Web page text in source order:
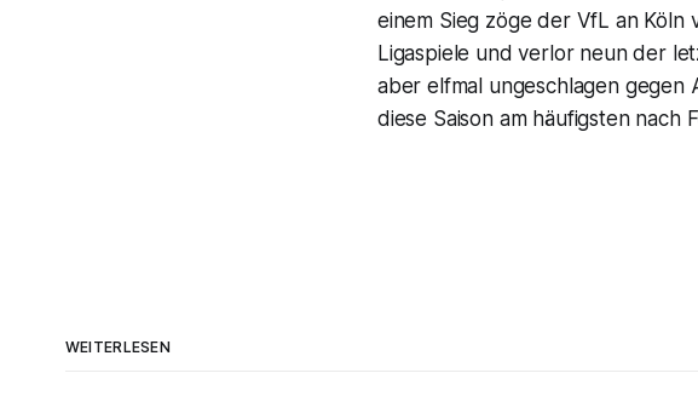
einem Sieg zöge der VfL an
Ligaspiele und verlor neun der
aber elfmal ungeschlagen gegen
diese Saison am häufigsten nach
WEITERLESEN